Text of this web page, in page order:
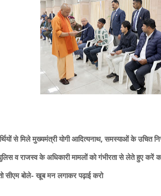
से मिले मुख्यमंत्री योगी आदित्यनाथ, समस्याओं के उचित
व राजस्व के अधिकारी मामलों को गंभीरता से लेते हुए करें
सीएम बोले- खूब मन लगाकर पढ़ाई करो